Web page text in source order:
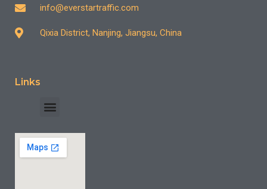
info@everstartraffic.com
Qixia District, Nanjing, Jiangsu, China
Links